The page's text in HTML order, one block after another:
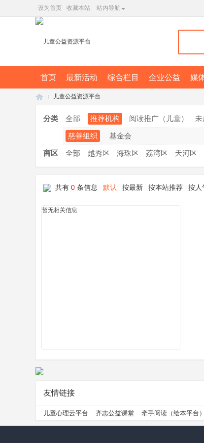
设为首页 收藏本站 站内导航
首页 最新活动 综合栏目 企业公益 媒
儿童公益资源平台
分类 全部 推荐机构 阅读推广（儿童）
慈善组织 基金会
商区 全部 越秀区 海珠区 荔湾区 天河区
共有 0 条信息 默认 按最新 按本站推荐 按人
暂无相关信息
友情链接
儿童心理云平台 齐志公益课堂 牵手阅读（绘本平台）